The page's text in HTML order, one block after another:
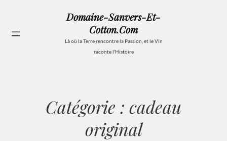
contenu
Domaine-Sanvers-Et-
Cotton.com
Là où la Terre rencontre la Passion, et le Vin
raconte l'Histoire
Catégorie : cadeau
original